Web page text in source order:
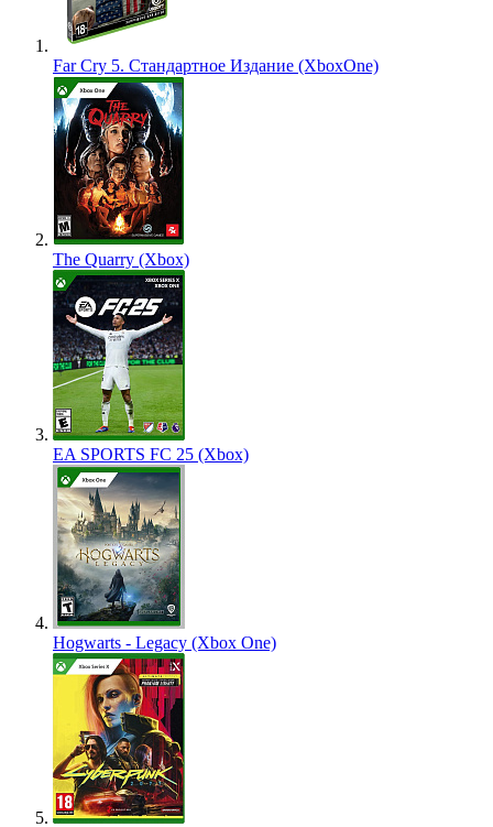
Far Cry 5. Стандартное Издание (XboxOne)
The Quarry (Xbox)
EA SPORTS FC 25 (Xbox)
Hogwarts - Legacy (Xbox One)